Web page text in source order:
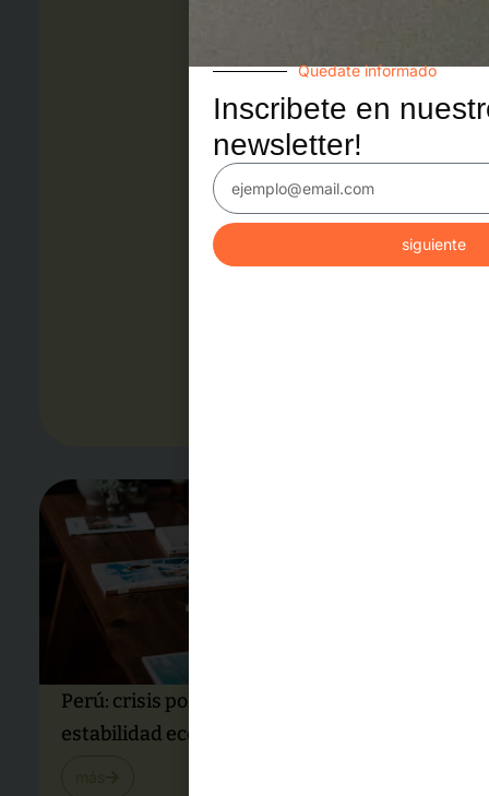
Perú: crisis política, gobernabilidad y
estabilidad económica – Marzo 2026
Quedate informado
Inscribete en
newsletter!
siguiente